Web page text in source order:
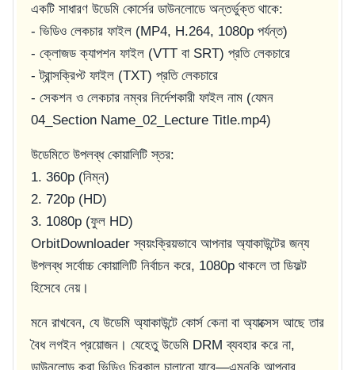
একটি সাধারণ উডেমি কোর্সের ডাউনলোডে অন্তর্ভুক্ত থাকে:
- ভিডিও লেকচার ফাইল (MP4, H.264, 1080p পর্যন্ত)
- ক্লোজড ক্যাপশন ফাইল (VTT বা SRT) প্রতি লেকচারে
- ট্রান্সক্রিপ্ট ফাইল (TXT) প্রতি লেকচারে
- সেকশন ও লেকচার নম্বর নির্দেশকারী ফাইল নাম (যেমন
04_Section Name_02_Lecture Title.mp4)
উডেমিতে উপলব্ধ কোয়ালিটি স্তর:
1. 360p (নিম্ন)
2. 720p (HD)
3. 1080p (ফুল HD)
OrbitDownloader স্বয়ংক্রিয়ভাবে আপনার অ্যাকাউন্টের জন্য
উপলব্ধ সর্বোচ্চ কোয়ালিটি নির্বাচন করে, 1080p থাকলে তা ডিফল্ট
হিসেবে নেয়।
মনে রাখবেন, যে উডেমি অ্যাকাউন্টে কোর্স কেনা বা অ্যাক্সেস আছে তার
বৈধ লগইন প্রয়োজন। যেহেতু উডেমি DRM ব্যবহার করে না,
ডাউনলোড করা ভিডিও চিরকাল চালানো যাবে—এমনকি আপনার